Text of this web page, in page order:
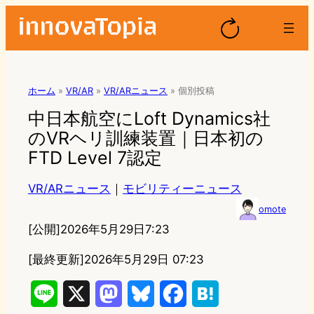
ホーム » VR/AR » VR/ARニュース » 個別投稿
中日本航空にLoft Dynamics社
のVRヘリ訓練装置｜日本初の
FTD Level 7認定
VR/ARニュース ｜ モビリティーニュース
omote
[公開]2026年5月29日7:23
[最終更新]2026年5月29日 07:23